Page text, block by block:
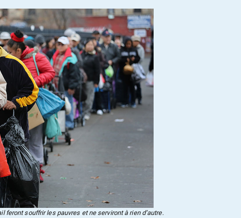
feront souffrir les pauvres et ne serviront à rien d’autre.